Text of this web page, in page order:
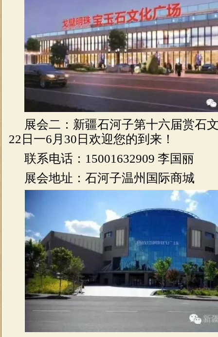
展会二：新疆石河子第十六届赏石
22日一6月30日欢迎您的到来！
联系电话：15001632909 李国丽
展会地址：石河子温州国际商城